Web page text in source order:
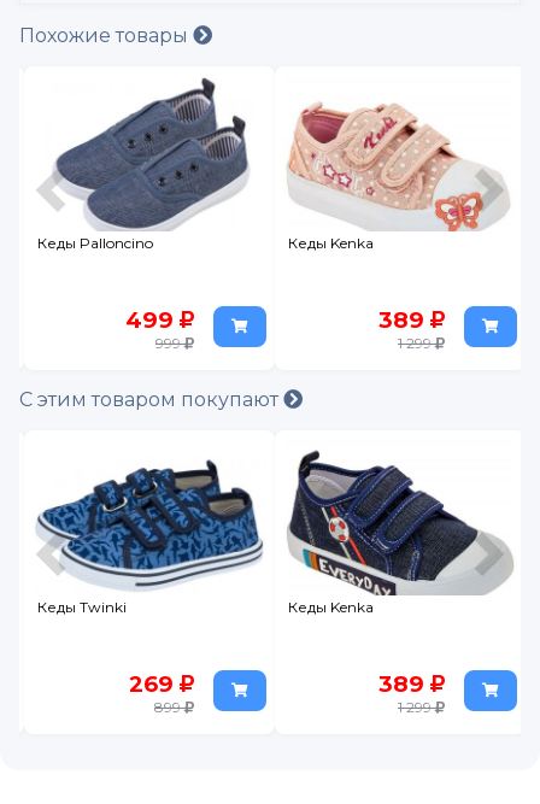
Похожие товары
Кеды Palloncino
499
999
Кеды Kenka
389
1 299
С этим товаром покупают
Кеды Twinki
269
899
Кеды Kenka
389
1 299